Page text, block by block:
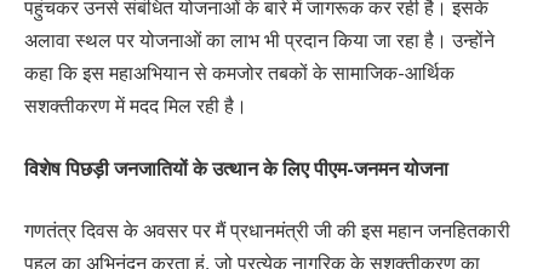
पहुंचकर उनसे संबंधित योजनाओं के बारे में जागरूक कर रही है। इसके
अलावा स्थल पर योजनाओं का लाभ भी प्रदान किया जा रहा है। उन्होंने
कहा कि इस महाअभियान से कमजोर तबकों के सामाजिक-आर्थिक
सशक्तीकरण में मदद मिल रही है।
विशेष पिछड़ी जनजातियों के उत्थान के लिए पीएम-जनमन योजना
गणतंत्र दिवस के अवसर पर मैं प्रधानमंत्री जी की इस महान जनहितकारी
पहल का अभिनंदन करता हूं, जो प्रत्येक नागरिक के सशक्तीकरण का